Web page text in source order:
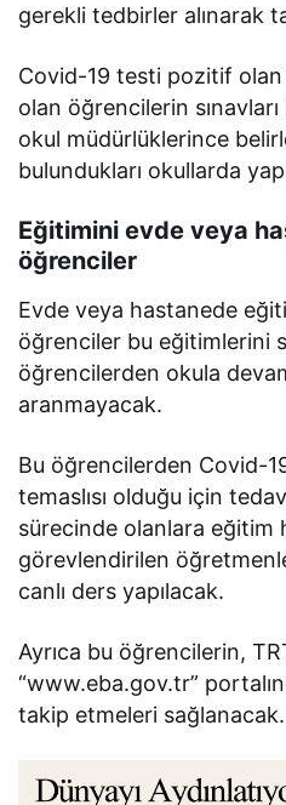
gerekli tedbirler alınarak
Covid-19 testi pozitif olan
olan öğrencilerin
okul müdürlüklerince
bulundukları okullarda
Eğitimini evde veya
öğrenciler
Evde veya hastanede
öğrenciler bu eğitimlerini
öğrencilerden okula
aranmayacak.
Bu öğrencilerden Covid-
temaslısı olduğu için
sürecinde olanlara eğitim
görevlendirilen
canlı ders yapılacak.
Ayrıca bu öğrencilerin,
“www.eba.gov.tr”
takip etmeleri sağlanacak.